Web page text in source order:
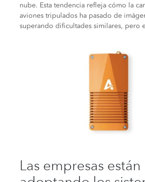
nube. Esta tendencia refleja cómo la
aviones tripulados ha pasado de
superando dificultades similares, pero
Las empresas están